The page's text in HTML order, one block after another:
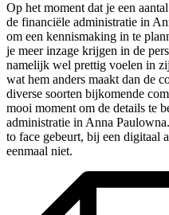
Op het moment dat je een
de financiële administratie in
om een kennismaking in te
je meer inzage krijgen in de
namelijk wel prettig voelen in
wat hem anders maakt dan de
diverse soorten bijkomende
mooi moment om de details te
administratie in Anna
to face gebeurt, bij een digitaal
eenmaal niet.